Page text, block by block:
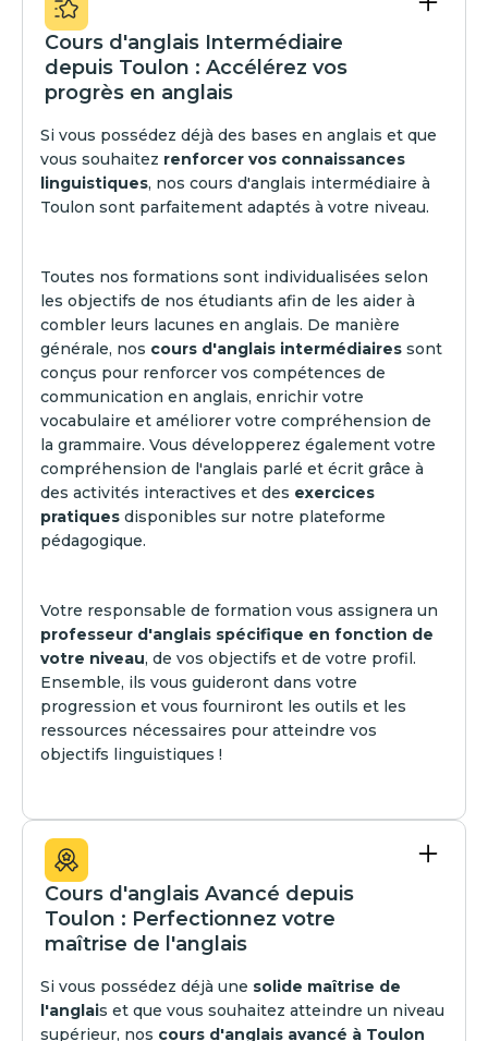
Cours d'anglais Intermédiaire
depuis Toulon : Accélérez vos
progrès en anglais
Si vous possédez déjà des bases en anglais et que
vous souhaitez renforcer vos connaissances
linguistiques, nos cours d'anglais intermédiaire à
Toulon sont parfaitement adaptés à votre niveau.
Toutes nos formations sont individualisées selon
les objectifs de nos étudiants afin de les aider à
combler leurs lacunes en anglais. De manière
générale, nos cours d'anglais intermédiaires sont
conçus pour renforcer vos compétences de
communication en anglais, enrichir votre
vocabulaire et améliorer votre compréhension de
la grammaire. Vous développerez également votre
compréhension de l'anglais parlé et écrit grâce à
des activités interactives et des exercices
pratiques disponibles sur notre plateforme
pédagogique.
Votre responsable de formation vous assignera un
professeur d'anglais spécifique en fonction de
votre niveau, de vos objectifs et de votre profil.
Ensemble, ils vous guideront dans votre
progression et vous fourniront les outils et les
ressources nécessaires pour atteindre vos
objectifs linguistiques !
Cours d'anglais Avancé depuis
Toulon : Perfectionnez votre
maîtrise de l'anglais
Si vous possédez déjà une solide maîtrise de
l'anglais et que vous souhaitez atteindre un niveau
supérieur, nos cours d'anglais avancé à Toulon